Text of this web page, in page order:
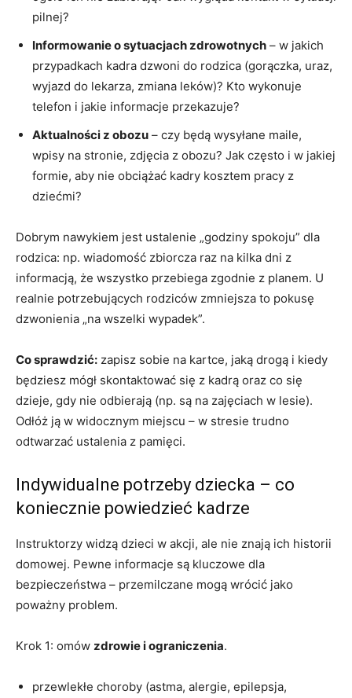
pilnej?
Informowanie o sytuacjach zdrowotnych – w jakich
przypadkach kadra dzwoni do rodzica (gorączka, uraz,
wyjazd do lekarza, zmiana leków)? Kto wykonuje
telefon i jakie informacje przekazuje?
Aktualności z obozu – czy będą wysyłane maile,
wpisy na stronie, zdjęcia z obozu? Jak często i w jakiej
formie, aby nie obciążać kadry kosztem pracy z
dziećmi?
Dobrym nawykiem jest ustalenie „godziny spokoju” dla
rodzica: np. wiadomość zbiorcza raz na kilka dni z
informacją, że wszystko przebiega zgodnie z planem. U
realnie potrzebujących rodziców zmniejsza to pokusę
dzwonienia „na wszelki wypadek”.
Co sprawdzić: zapisz sobie na kartce, jaką drogą i kiedy
będziesz mógł skontaktować się z kadrą oraz co się
dzieje, gdy nie odbierają (np. są na zajęciach w lesie).
Odłóż ją w widocznym miejscu – w stresie trudno
odtwarzać ustalenia z pamięci.
Indywidualne potrzeby dziecka – co
koniecznie powiedzieć kadrze
Instruktorzy widzą dzieci w akcji, ale nie znają ich historii
domowej. Pewne informacje są kluczowe dla
bezpieczeństwa – przemilczane mogą wrócić jako
poważny problem.
Krok 1: omów zdrowie i ograniczenia.
przewlekłe choroby (astma, alergie, epilepsja,